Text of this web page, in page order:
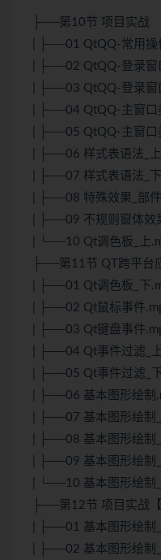
├──第10节 项目实战
| ├──01 QtQQ-常用操
| ├──02 QtQQ-登录窗
| ├──03 QtQQ-登录窗
| ├──04 QtQQ-主窗口
| ├──05 QtQQ-主窗口
| ├──06 样式表语法_
| ├──07 样式表语法_
| ├──08 特殊效果_部
| ├──09 不规则窗体效
| └──10 Qt调色板_上
├──第11节 QT跨平台
| ├──01 Qt调色板_下
| ├──02 Qt鼠标事件
| ├──03 Qt键盘事件
| ├──04 Qt事件过滤_
| ├──05 Qt事件过滤_
| ├──06 基本图形绘制
| ├──07 基本图形绘制
| ├──08 基本图形绘制
| ├──09 基本图形绘制
| └──10 基本图形绘制
├──第12节 项目实战
| ├──01 基本图形绘制
| ├──02 基本图形绘制